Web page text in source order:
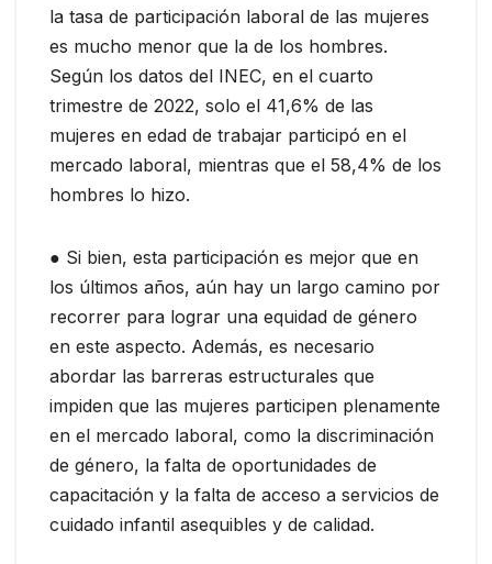
la tasa de participación laboral de las mujeres
es mucho menor que la de los hombres.
Según los datos del INEC, en el cuarto
trimestre de 2022, solo el 41,6% de las
mujeres en edad de trabajar participó en el
mercado laboral, mientras que el 58,4% de los
hombres lo hizo.
● Si bien, esta participación es mejor que en
los últimos años, aún hay un largo camino por
recorrer para lograr una equidad de género
en este aspecto. Además, es necesario
abordar las barreras estructurales que
impiden que las mujeres participen plenamente
en el mercado laboral, como la discriminación
de género, la falta de oportunidades de
capacitación y la falta de acceso a servicios de
cuidado infantil asequibles y de calidad.